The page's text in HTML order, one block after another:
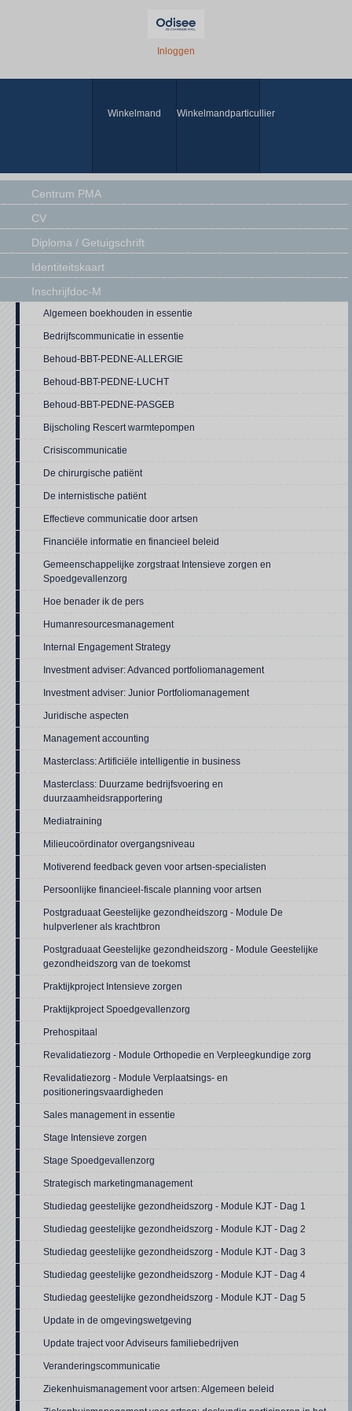
Inloggen
Winkelmand Winkelmandparticullier
Centrum PMA
CV
Diploma / Getuigschrift
Identiteitskaart
Inschrijfdoc-M
Algemeen boekhouden in essentie
Bedrijfscommunicatie in essentie
Behoud-BBT-PEDNE-ALLERGIE
Behoud-BBT-PEDNE-LUCHT
Behoud-BBT-PEDNE-PASGEB
Bijscholing Rescert warmtepompen
Crisiscommunicatie
De chirurgische patiënt
De internistische patiënt
Effectieve communicatie door artsen
Financiële informatie en financieel beleid
Gemeenschappelijke zorgstraat Intensieve zorgen en
Spoedgevallenzorg
Hoe benader ik de pers
Humanresourcesmanagement
Internal Engagement Strategy
Investment adviser: Advanced portfoliomanagement
Investment adviser: Junior Portfoliomanagement
Juridische aspecten
Management accounting
Masterclass: Artificiële intelligentie in business
Masterclass: Duurzame bedrijfsvoering en
duurzaamheidsrapportering
Mediatraining
Milieucoördinator overgangsniveau
Motiverend feedback geven voor artsen-specialisten
Persoonlijke financieel-fiscale planning voor artsen
Postgraduaat Geestelijke gezondheidszorg - Module De
hulpverlener als krachtbron
Postgraduaat Geestelijke gezondheidszorg - Module Geestelijke
gezondheidszorg van de toekomst
Praktijkproject Intensieve zorgen
Praktijkproject Spoedgevallenzorg
Prehospitaal
Revalidatiezorg - Module Orthopedie en Verpleegkundige zorg
Revalidatiezorg - Module Verplaatsings- en
positioneringsvaardigheden
Sales management in essentie
Stage Intensieve zorgen
Stage Spoedgevallenzorg
Strategisch marketingmanagement
Studiedag geestelijke gezondheidszorg - Module KJT - Dag 1
Studiedag geestelijke gezondheidszorg - Module KJT - Dag 2
Studiedag geestelijke gezondheidszorg - Module KJT - Dag 3
Studiedag geestelijke gezondheidszorg - Module KJT - Dag 4
Studiedag geestelijke gezondheidszorg - Module KJT - Dag 5
Update in de omgevingswetgeving
Update traject voor Adviseurs familiebedrijven
Veranderingscommunicatie
Ziekenhuismanagement voor artsen: Algemeen beleid